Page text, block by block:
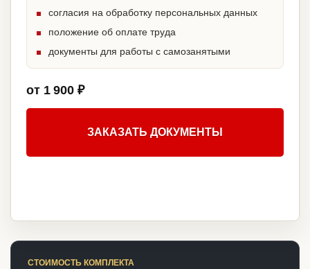
согласия на обработку персональных данных
положение об оплате труда
документы для работы с самозанятыми
от 1 900 ₽
ЗАКАЗАТЬ ДОКУМЕНТЫ
СТОИМОСТЬ КОМПЛЕКТА